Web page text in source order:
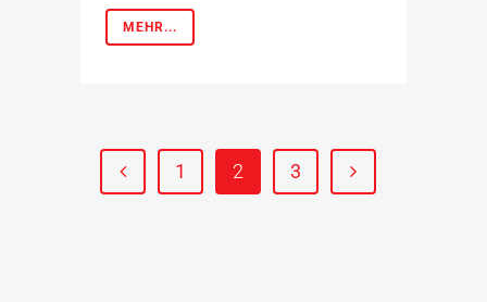
MEHR...
1 2 3